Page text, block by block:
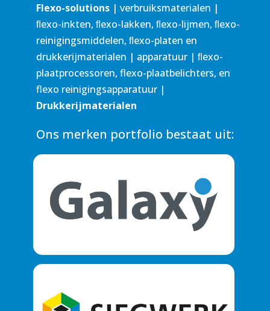
Flexo-solutions | verbruiksmaterialen |
ﬂexo-inkten, ﬂexo-lakken, ﬂexo-lijmen, ﬂexo-
reinigingsmiddelen, ﬂexo-platen en
drukkerijmaterialen | apparatuur | ﬂexo-
plaatprocessoren, flexo-plaatbelichters, en
flexo reinigingsapparatuur |
Drukkerijmaterialen
Ons merken portfolio bestaat uit: